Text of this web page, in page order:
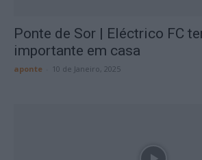
Ponte de Sor | Eléctrico FC
importante em casa
aponte 10 de Janeiro, 2025